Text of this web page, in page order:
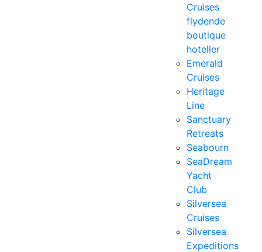
Cruises
flydende
boutique
hoteller
Emerald
Cruises
Heritage
Line
Sanctuary
Retreats
Seabourn
SeaDream
Yacht
Club
Silversea
Cruises
Silversea
Expeditions